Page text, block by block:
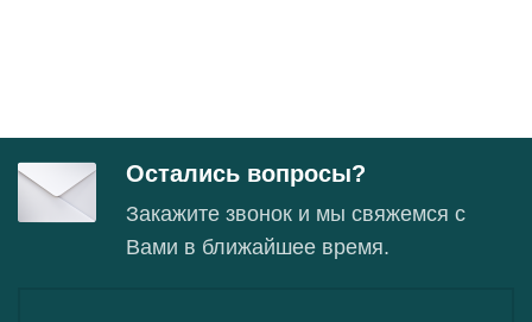
Остались вопросы?
Закажите звонок и мы свяжемся с
Вами в ближайшее время.